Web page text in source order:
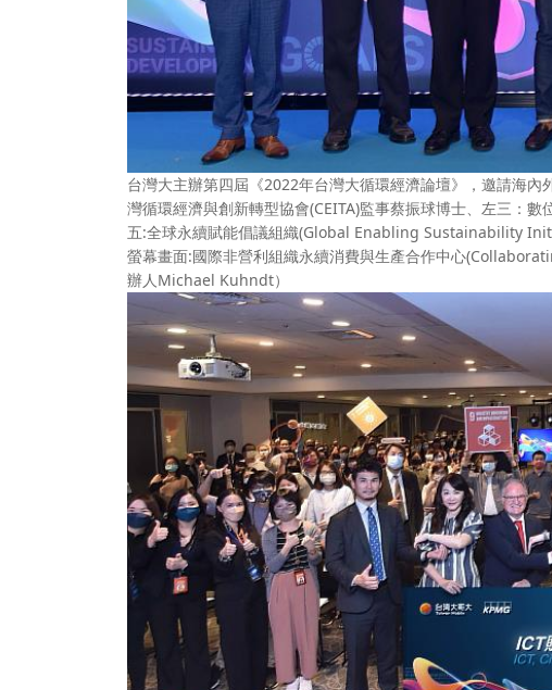
台灣大主辦第四屆《2022年台灣大循環經濟論壇》，邀請海
灣循環經濟與創新轉型協會(CEITA)監事蔡振球博士、左三：
五:全球永續賦能倡議組織(Global Enabling Sustainability
螢幕畫面:國際非營利組織永續消費與生產合作中心
辦人Michael Kuhndt）